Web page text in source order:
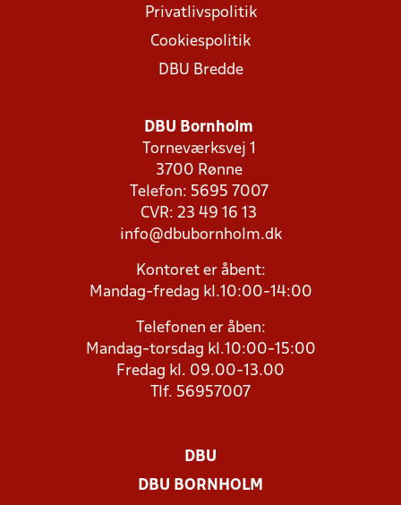
Privatlivspolitik
Cookiespolitik
DBU Bredde
DBU Bornholm
Torneværksvej 1
3700 Rønne
Telefon: 5695 7007
CVR: 23 49 16 13
info@dbubornholm.dk
Kontoret er åbent:
Mandag-fredag kl.10:00-14:00
Telefonen er åben:
Mandag-torsdag kl.10:00-15:00
Fredag kl. 09.00-13.00
Tlf. 56957007
DBU
DBU BORNHOLM